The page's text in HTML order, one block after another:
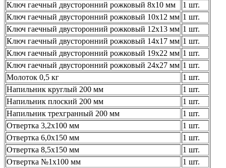
Ключ гаечный двусторонний рожковый 8x10 мм
1 шт.
Ключ гаечный двусторонний рожковый 10x12 мм 1 шт.
Ключ гаечный двусторонний рожковый 12х13 мм 1 шт.
Ключ гаечный двусторонний рожковый 14х17 мм 1 шт.
Ключ гаечный двусторонний рожковый 19х22 мм 1 шт.
Ключ гаечный двусторонний рожковый 24х27 мм 1 шт.
Молоток 0,5 кг
1 шт.
Напильник круглый 200 мм
1 шт.
Напильник плоский 200 мм
1 шт.
Напильник трехгранный 200 мм
1 шт.
Отвертка 3,2х100 мм
1 шт.
Отвертка 6,0х150 мм
1 шт.
Отвертка 8,5х150 мм
1 шт.
Отвертка №1х100 мм
1 шт.